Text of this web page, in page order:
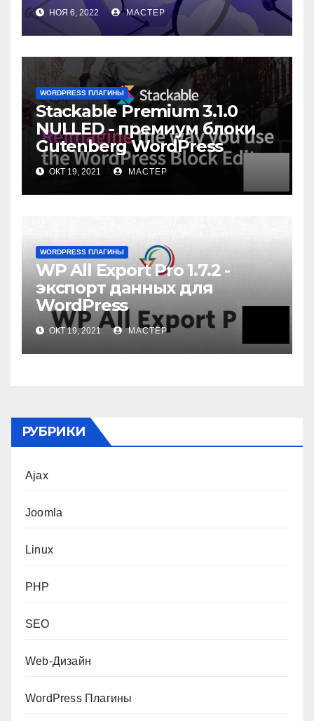
НОЯ 6, 2022 МАСТЕР
WORDPRESS ПЛАГИНЫ
Stackable Premium 3.1.0
NULLED - премиум блоки
Gutenberg WordPress
ОКТ 19, 2021 МАСТЕР
WORDPRESS ПЛАГИНЫ
WP All Export Pro 1.7.2 -
экспорт данных для
WordPress
ОКТ 19, 2021 МАСТЕР
РУБРИКИ
Ajax
Joomla
Linux
PHP
SEO
Web-Дизайн
WordPress Плагины